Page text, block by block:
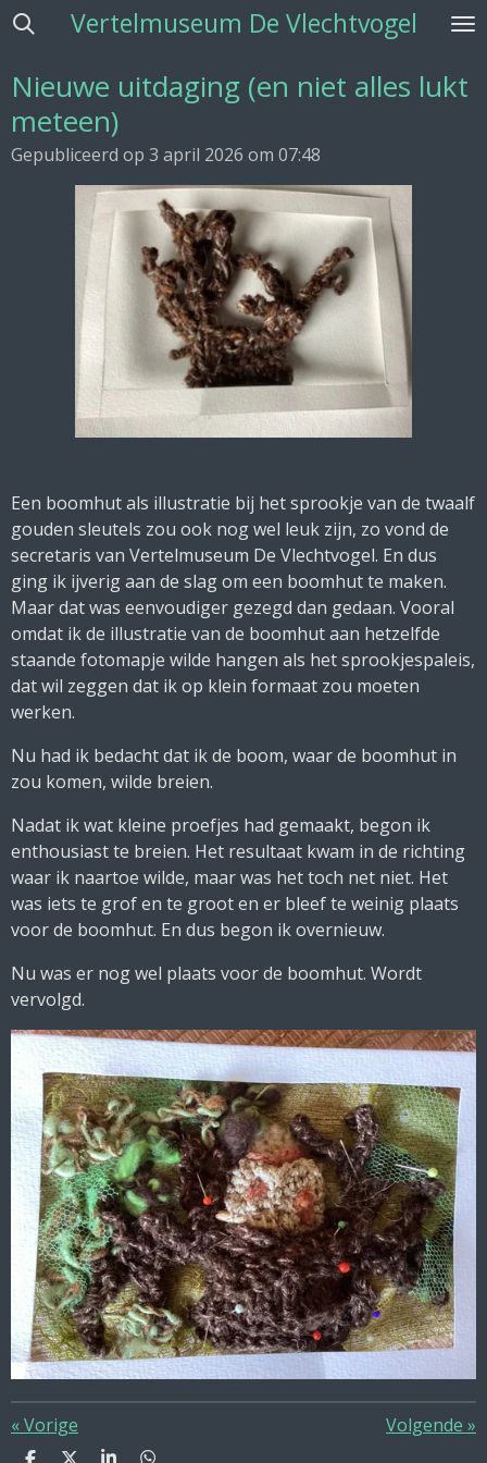
Ga
naar
de
hoofdinhoud
Vertelmuseum De Vlechtvogel
Nieuwe uitdaging (en niet alles lukt
meteen)
Gepubliceerd op 3 april 2026 om 07:48
Een boomhut als illustratie bij het sprookje van de twaalf
gouden sleutels zou ook nog wel leuk zijn, zo vond de
secretaris van Vertelmuseum De Vlechtvogel. En dus
ging ik ijverig aan de slag om een boomhut te maken.
Maar dat was eenvoudiger gezegd dan gedaan. Vooral
omdat ik de illustratie van de boomhut aan hetzelfde
staande fotomapje wilde hangen als het sprookjespaleis,
dat wil zeggen dat ik op klein formaat zou moeten
werken.
Nu had ik bedacht dat ik de boom, waar de boomhut in
zou komen, wilde breien.
Nadat ik wat kleine proefjes had gemaakt, begon ik
enthousiast te breien. Het resultaat kwam in de richting
waar ik naartoe wilde, maar was het toch net niet. Het
was iets te grof en te groot en er bleef te weinig plaats
voor de boomhut. En dus begon ik overnieuw.
Nu was er nog wel plaats voor de boomhut. Wordt
vervolgd.
«Vorige Volgende »